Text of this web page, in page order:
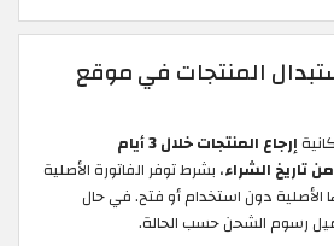
المنتجات في موقع
إرجاع المنتجات خلال 3 أيام
، بشرط توفر الفاتورة الأصلية
الأصلية دون استخدام أو فتح. في حال
رسوم الشحن حسب الحالة.